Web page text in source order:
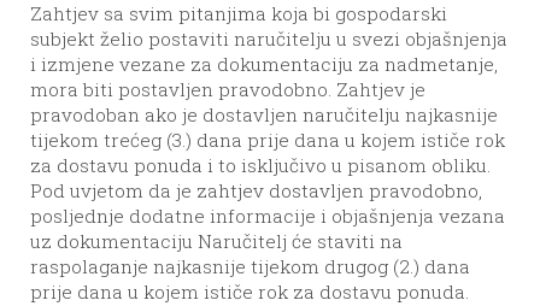
Zahtjev sa svim pitanjima koja bi gospodarski
subjekt želio postaviti naručitelju u svezi objašnjenja
i izmjene vezane za dokumentaciju za nadmetanje,
mora biti postavljen pravodobno. Zahtjev je
pravodoban ako je dostavljen naručitelju najkasnije
tijekom trećeg (3.) dana prije dana u kojem ističe rok
za dostavu ponuda i to isključivo u pisanom obliku.
Pod uvjetom da je zahtjev dostavljen pravodobno,
posljednje dodatne informacije i objašnjenja vezana
uz dokumentaciju Naručitelj će staviti na
raspolaganje najkasnije tijekom drugog (2.) dana
prije dana u kojem ističe rok za dostavu ponuda.